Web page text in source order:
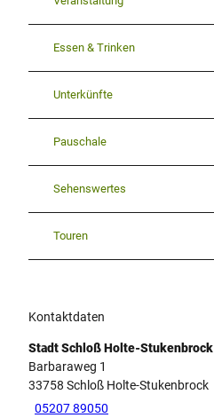
Essen & Trinken
Unterkünfte
Pauschale
Sehenswertes
Touren
Kontaktdaten
Stadt Schloß Holte-Stukenbrock
Barbaraweg 1
33758 Schloß Holte-Stukenbrock
05207 89050